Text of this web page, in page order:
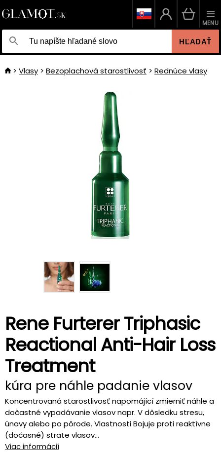
HĽADAŤ
MENU
Vlasy Bezoplachová starostlivosť Rednúce vlasy
Rene Furterer Triphasic
Reactional Anti-Hair Loss
Treatment
kúra pre náhle padanie vlasov
Koncentrovaná starostlivosť napomájící zmierniť náhle a
dočastné vypadávanie vlasov napr. V dôsledku stresu,
únavy alebo po pôrode. Vlastnosti Bojuje proti reaktívne
(dočasné) strate vlasov...
Viac informácií